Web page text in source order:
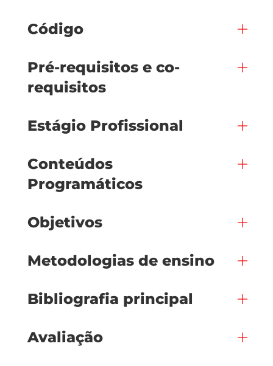
Código
Pré-requisitos e co-
requisitos
Estágio Profissional
Conteúdos
Programáticos
Objetivos
Metodologias de ensino
Bibliografia principal
Avaliação